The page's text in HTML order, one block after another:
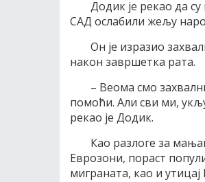
Додик је рекао да
САД ослабили жељу
Он је изразио
након завршетка рата.
– Веома смо
помоћи. Али сви ми,
рекао је Додик.
Као разлоге за
Еврозони, пораст
миграната, као и утицај